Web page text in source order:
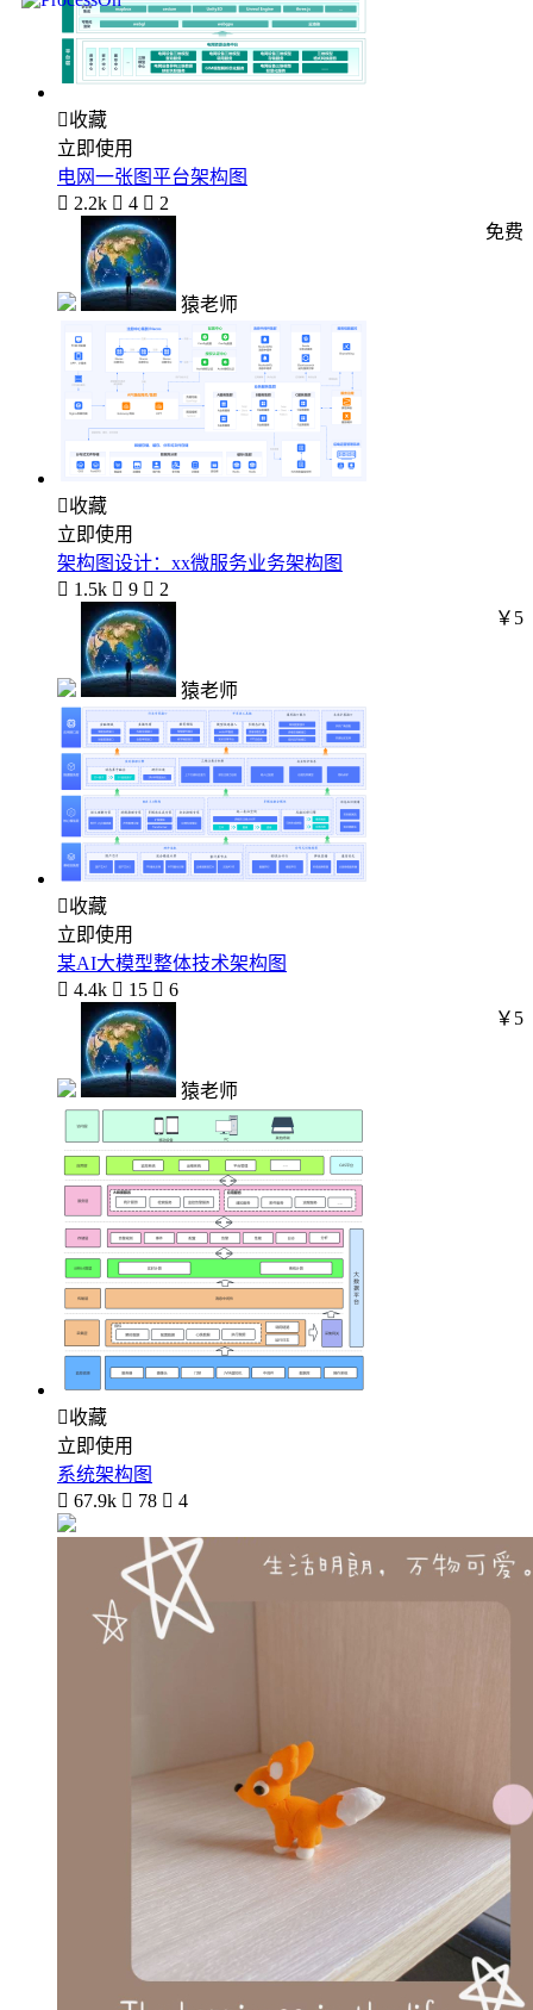
收藏
立即使用
电网一张图平台架构图
 2.2k  4  2
猿老师
免费
收藏
立即使用
架构图设计：xx微服务业务架构图
 1.5k  9  2
猿老师
￥5
收藏
立即使用
某AI大模型整体技术架构图
 4.4k  15  6
猿老师
￥5
收藏
立即使用
系统架构图
 67.9k  78  4